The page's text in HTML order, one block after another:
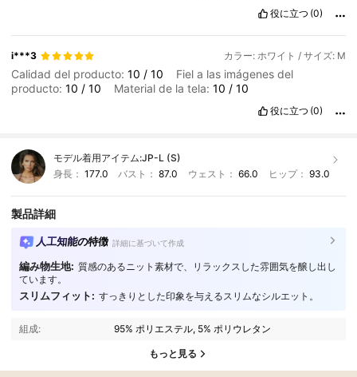
minhamãeeu nã
seiseeupossofazerissocomaminhamãeoucomaminham
ã
coma minha
sei
se
euvouconseguir minha
役に立つ (0)
i***3 カラー: ホワイト / サイズ: M
Calidad del producto:10 /10
Fiel a las imágenes del
producto:10 /10 Material de la tela:10 /10
役に立つ (0)
モデル着用アイテム:JP-L (S)
身長： 177.0 バスト：87.0 ウェスト： 66.0 ヒップ： 93.0
製品詳細
人工知能の特徴 詳細に基づいて作成
編み物生地: 質感のあるニット素材で、リラックスした雰囲気を醸し出し
ています。
スリムフィット: すっきりとした印象を与えるスリムなシルエット。
組成: 95% ポリエステル, 5% ポリウレタン
もっと見る